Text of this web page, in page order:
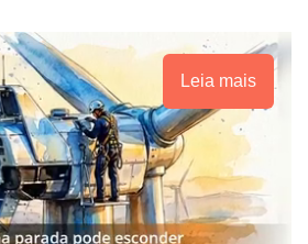
Leia mais